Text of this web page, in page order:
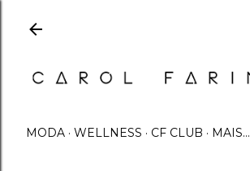
MODA WELLNESS CF CLUB MAIS…